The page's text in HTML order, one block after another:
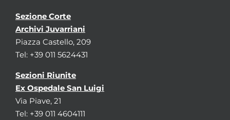
Sezione Corte
Archivi Juvarriani
Piazza Castello, 209
Tel: +39 011 5624431
Sezioni Riunite
Ex Ospedale San Luigi
Via Piave, 21
Tel: +39 011 4604111